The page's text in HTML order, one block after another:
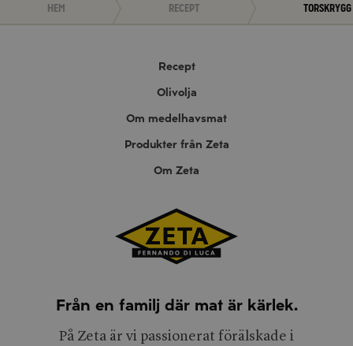
Hem Recept
Recept
Olivolja
Om medelhavsmat
Produkter från Zeta
Om Zeta
Från en familj där mat är kärlek.
På Zeta är vi passionerat förälskade i